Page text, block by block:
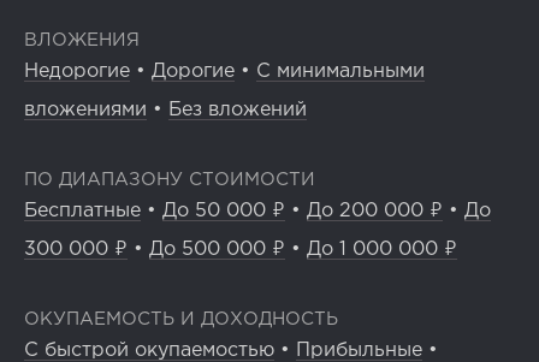
ВЛОЖЕНИЯ
Недорогие • Дорогие • С минимальными
вложениями • Без вложений
ПО ДИАПАЗОНУ СТОИМОСТИ
Бесплатные • До 50 000 ₽ • До 200 000 ₽ • До
300 000 ₽ • До 500 000 ₽ • До 1 000 000 ₽
ОКУПАЕМОСТЬ И ДОХОДНОСТЬ
С быстрой окупаемостью • Прибыльные •